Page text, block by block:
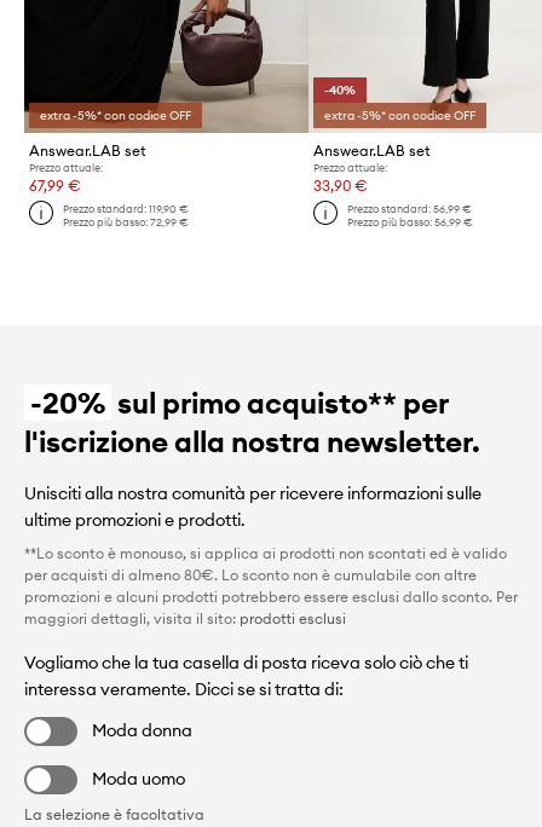
extra -5%* con codice OFF
Answear.LAB set
Prezzo attuale:
67,99 €
Prezzo standard:119,90 €
Prezzo più basso:72,99 €
-40%
extra -5%* con codice OFF
Answear.LAB set
Prezzo attuale:
33,90 €
Prezzo standard: 56,99 €
Prezzo più basso: 56,99 €
-20% sul primo acquisto** per
l'iscrizione alla nostra newsletter.
Unisciti alla nostra comunità per ricevere informazioni sulle
ultime promozioni e prodotti.
**Lo sconto è monouso, si applica ai prodotti non scontati ed è valido
per acquisti di almeno 80€. Lo sconto non è cumulabile con altre
promozioni e alcuni prodotti potrebbero essere esclusi dallo sconto. Per
maggiori dettagli, visita il sito: prodotti esclusi
Vogliamo che la tua casella di posta riceva solo ciò che ti
interessa veramente. Dicci se si tratta di:
Moda donna
Moda uomo
La selezione è facoltativa